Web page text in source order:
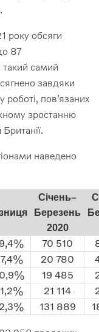
року обсяги
87
самий
завдяки
роботі, пов’язаних
зростанню
наведено
Січень–
Березень
2020
70 510
20 780
19 485
21 114
131 889